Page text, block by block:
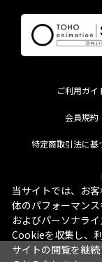
ご利用ガイ
会員規約
特定商取引法に基
当サイトでは、お
体のパフォーマン
およびパーソナラ
Cookieを収集し、
サイトの閲覧を継